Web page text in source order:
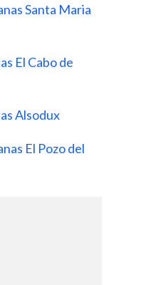
Santa Maria
El Cabo de
Alsodux
El Pozo del